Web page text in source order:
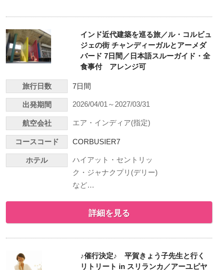
インド近代建築を巡る旅／ル・コルビュ
ジェの街 チャンディーガルとアーメダ
バード 7日間／日本語スルーガイド・全
食事付 アレンジ可
旅行日数 7日間
出発期間 2026/04/01～2027/03/31
航空会社 エア・インディア(指定)
コースコード CORBUSIER7
ホテル
ハイアット・セントリッ
ク・ジャナクプリ(デリー)
など…
詳細を見る
♪催行決定♪ 平賀きょう子先生と行く
リトリート in スリランカ／アーユピヤ